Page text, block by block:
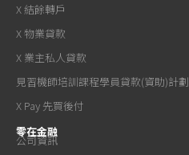
X 結餘轉戶
X 物業貸款
X 業主私人貸款
見習機師培訓課程學員貸款(資助)計劃
X Pay 先買後付
零在金融
公司資訊